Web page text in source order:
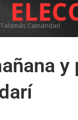
Camandarí